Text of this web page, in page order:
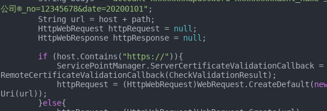
公司®_no=12345678&date=20200101" ;
        HttpWebRequest httpRequest =
null ;
        HttpWebResponse httpResponse =
null ;
if (host.Contains( "https://" )){
            ServicePointManager.ServerCertificateValidationCallback =
RemoteCertificateValidationCallback(CheckValidationResult);
            httpRequest = (HttpWebRequest)WebRequest.CreateDefault(
Uri(url));
        }
else{